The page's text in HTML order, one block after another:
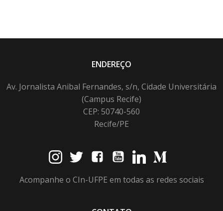
ENDEREÇO
Av. Jornalista Anibal Fernandes, s/n, Cidade Universitária
(Campus Recife)
CEP: 50740-560
Recife/PE
Acompanhe o CIn-UFPE em todas as redes sociais